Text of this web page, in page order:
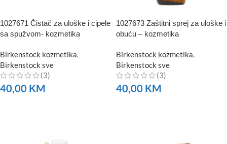
1027671 Čistač za uloške i cipele
sa spužvom- kozmetika
Birkenstock kozmetika,
Birkenstock sve
(3)
40,00 KM
1027673 Zaštitni sprej za uloške i
obuću – kozmetika
Birkenstock kozmetika,
Birkenstock sve
(3)
40,00 KM